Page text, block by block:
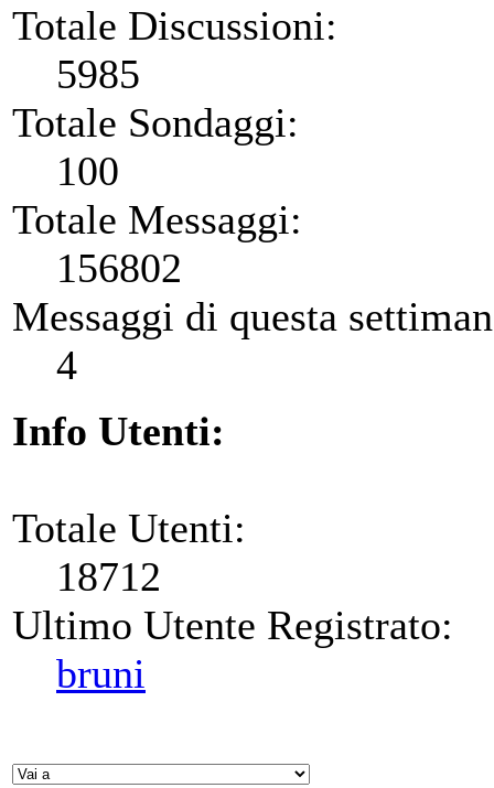
Totale Discussioni:
5985
Totale Sondaggi:
100
Totale Messaggi:
156802
Messaggi di questa
4
Info Utenti:
Totale Utenti:
18712
Ultimo Utente Registrato:
bruni